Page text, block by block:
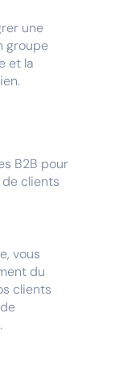
une
groupe
et la
B2B pour
clients
vous
du
clients